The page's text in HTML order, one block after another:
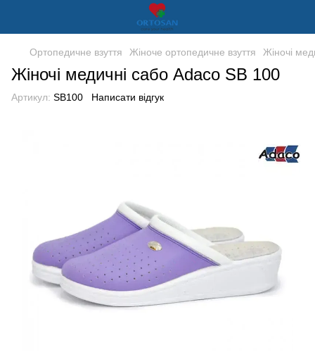
Ортопедичне взуття Жіноче ортопедичне взуття Жіночі
Жіночі медичні сабо Adaco SB 100
Артикул: SB100 Написати відгук